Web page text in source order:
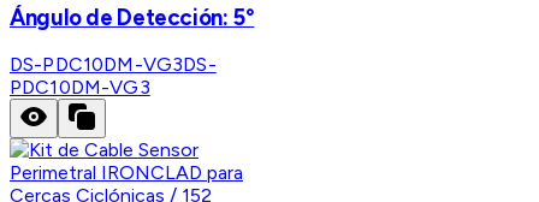
Ángulo de Detección: 5°
DS-PDC10DM-VG3DS-
PDC10DM-VG3